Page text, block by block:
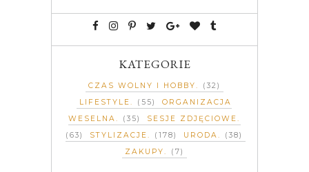
KATEGORIE
CZAS WOLNY I HOBBY
(32)
LIFESTYLE
(55)
ORGANIZACJA
WESELNA
(35)
SESJE ZDJĘCIOWE
(63)
STYLIZACJE (178) URODA
(38)
ZAKUPY
(7)